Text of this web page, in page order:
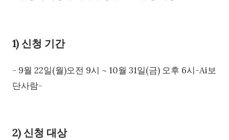
1) 신청 기간
- 9월 22일(월)오전 9시 ~ 10월 31일(금) 오후 6시-Ai보
단사람-
2) 신청 대상